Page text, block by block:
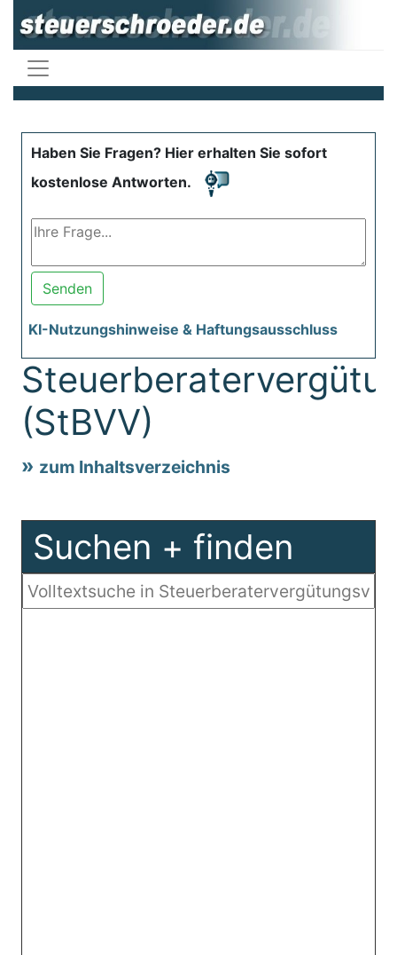
Haben Sie Fragen? Hier erhalten Sie sofort
kostenlose Antworten.
Senden
KI-Nutzungshinweise & Haftungsausschluss
(StBVV)
zum Inhaltsverzeichnis
Suchen + finden